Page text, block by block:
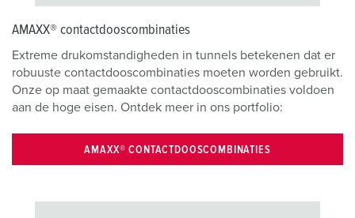
AMAXX® contactdooscombinaties
Extreme drukomstandigheden in tunnels betekenen dat er
robuuste contactdooscombinaties moeten worden gebruikt.
Onze op maat gemaakte contactdooscombinaties voldoen
aan de hoge eisen. Ontdek meer in ons portfolio:
AMAXX® CONTACTDOOSCOMBINATIES